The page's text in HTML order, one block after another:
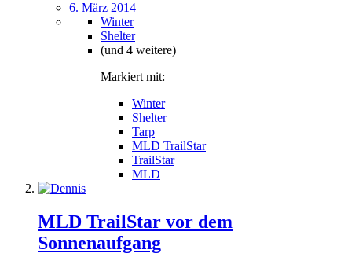
6. März 2014
Winter
Shelter
(und 4 weitere)
Markiert mit:
Winter
Shelter
Tarp
MLD TrailStar
TrailStar
MLD
MLD TrailStar vor dem
Sonnenaufgang